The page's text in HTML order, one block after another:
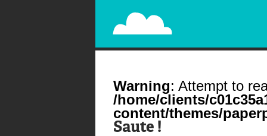
PAPERPLANE
STREET, AMBIENT, GUÉRILLA MARKETING
Warning: Attempt to
/home/clients/
content/themes/
Saute !